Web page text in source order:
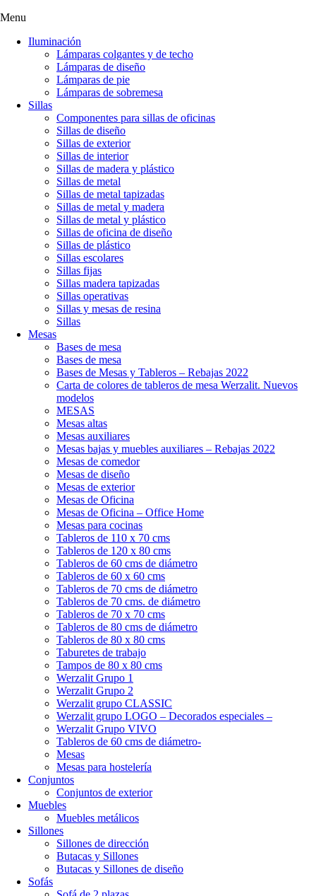
Menu
Iluminación
Lámparas colgantes y de techo
Lámparas de diseño
Lámparas de pie
Lámparas de sobremesa
Sillas
Componentes para sillas de oficinas
Sillas de diseño
Sillas de exterior
Sillas de interior
Sillas de madera y plástico
Sillas de metal
Sillas de metal tapizadas
Sillas de metal y madera
Sillas de metal y plástico
Sillas de oficina de diseño
Sillas de plástico
Sillas escolares
Sillas fijas
Sillas madera tapizadas
Sillas operativas
Sillas y mesas de resina
Sillas
Mesas
Bases de mesa
Bases de mesa
Bases de Mesas y Tableros – Rebajas 2022
Carta de colores de tableros de mesa Werzalit. Nuevos
modelos
MESAS
Mesas altas
Mesas auxiliares
Mesas bajas y muebles auxiliares – Rebajas 2022
Mesas de comedor
Mesas de diseño
Mesas de exterior
Mesas de Oficina
Mesas de Oficina – Office Home
Mesas para cocinas
Tableros de 110 x 70 cms
Tableros de 120 x 80 cms
Tableros de 60 cms de diámetro
Tableros de 60 x 60 cms
Tableros de 70 cms de diámetro
Tableros de 70 cms. de diámetro
Tableros de 70 x 70 cms
Tableros de 80 cms de diámetro
Tableros de 80 x 80 cms
Taburetes de trabajo
Tampos de 80 x 80 cms
Werzalit Grupo 1
Werzalit Grupo 2
Werzalit grupo CLASSIC
Werzalit grupo LOGO – Decorados especiales –
Werzalit Grupo VIVO
Tableros de 60 cms de diámetro-
Mesas
Mesas para hostelería
Conjuntos
Conjuntos de exterior
Muebles
Muebles metálicos
Sillones
Sillones de dirección
Butacas y Sillones
Butacas y Sillones de diseño
Sofás